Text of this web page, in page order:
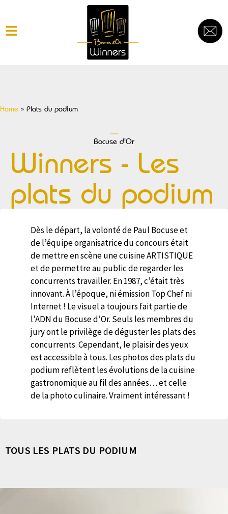
Home » Plats du podium
Bocuse d'Or
Winners - Les
plats du podium
Dès le départ, la volonté de Paul Bocuse et
de l’équipe organisatrice du concours était
de mettre en scène une cuisine ARTISTIQUE
et de permettre au public de regarder les
concurrents travailler. En 1987, c’était très
innovant. À l’époque, ni émission Top Chef ni
Internet ! Le visuel a toujours fait partie de
l’ADN du Bocuse d’Or. Seuls les membres du
jury ont le privilège de déguster les plats des
concurrents. Cependant, le plaisir des yeux
est accessible à tous. Les photos des plats du
podium reflètent les évolutions de la cuisine
gastronomique au fil des années… et celle
de la photo culinaire. Vraiment intéressant !
TOUS LES PLATS DU PODIUM